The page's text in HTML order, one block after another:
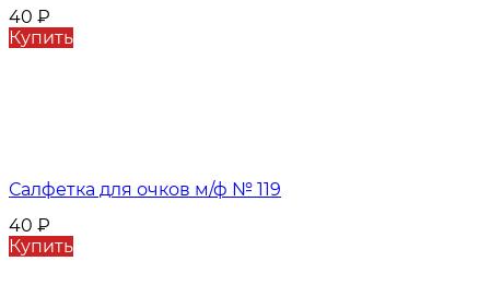
40 ₽
Купить
Салфетка для очков м/ф № 119
40 ₽
Купить